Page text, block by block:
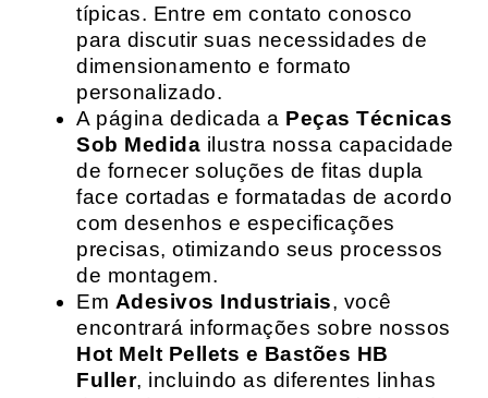
típicas. Entre em contato conosco
para discutir suas necessidades de
dimensionamento e formato
personalizado.
A página dedicada a Peças Técnicas
Sob Medida ilustra nossa capacidade
de fornecer soluções de fitas dupla
face cortadas e formatadas de acordo
com desenhos e especificações
precisas, otimizando seus processos
de montagem.
Em Adesivos Industriais, você
encontrará informações sobre nossos
Hot Melt Pellets e Bastões HB
Fuller, incluindo as diferentes linhas